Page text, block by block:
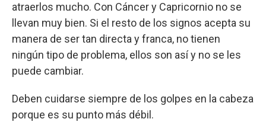
atraerlos mucho. Con Cáncer y Capricornio no se
llevan muy bien. Si el resto de los signos acepta su
manera de ser tan directa y franca, no tienen
ningún tipo de problema, ellos son así y no se les
puede cambiar.
Deben cuidarse siempre de los golpes en la cabeza
porque es su punto más débil.